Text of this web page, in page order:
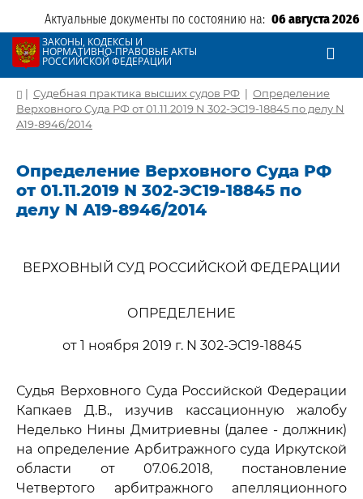
Актуальные документы по состоянию на: 06 августа 2026
ЗАКОНЫ, КОДЕКСЫ И
НОРМАТИВНО-ПРАВОВЫЕ АКТЫ
РОССИЙСКОЙ ФЕДЕРАЦИИ
| Судебная практика высших судов РФ | Определение
Верховного Суда РФ от 01.11.2019 N 302-ЭС19-18845 по делу N
А19-8946/2014
Определение Верховного Суда РФ
от 01.11.2019 N 302-ЭС19-18845 по
делу N А19-8946/2014
ВЕРХОВНЫЙ СУД РОССИЙСКОЙ ФЕДЕРАЦИИ
ОПРЕДЕЛЕНИЕ
от 1 ноября 2019 г. N 302-ЭС19-18845
Судья Верховного Суда Российской Федерации
Капкаев Д.В., изучив кассационную жалобу
Неделько Нины Дмитриевны (далее - должник)
на определение Арбитражного суда Иркутской
области от 07.06.2018, постановление
Четвертого арбитражного апелляционного